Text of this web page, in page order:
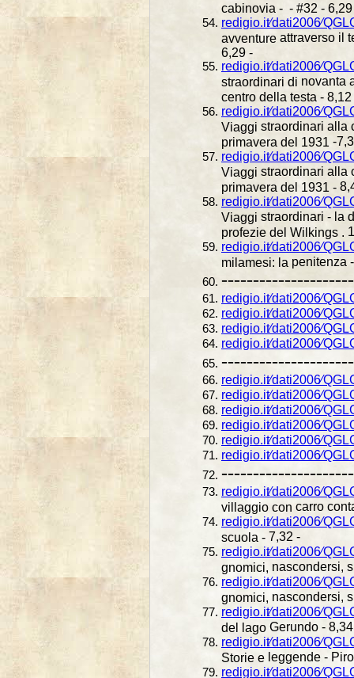
cabinovia - - #32 -
avventure attraverso il
6,29 -
straordinari di novanta
centro della testa - 8,12
Viaggi straordinari alla
primavera del 1931 -
Viaggi straordinari alla
primavera del 1931 -
Viaggi straordinari - la
profezie del Wilkings .
milamesi: la penitenza
---------------------
---------------------
---------------------
villaggio con carro
scuola - 7,32 -
gnomici, nascondersi,
gnomici, nascondersi,
del lago Gerundo -
Storie e leggende -